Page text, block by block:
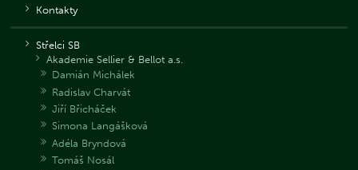
Kontakty
Střelci SB
Akademie Sellier & Bellot a.s.
Damián Michálek
Radislav Charvát
Jiří Břicháček
Simona Langášková
Adéla Bryndová
Tomáš Nosál